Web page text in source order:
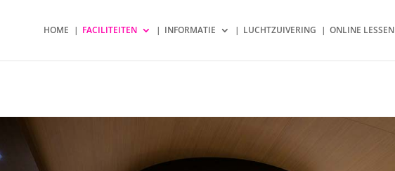
HOME FACILITEITEN INFORMATIE LUCHTZUIVERING ONLINE LESSEN